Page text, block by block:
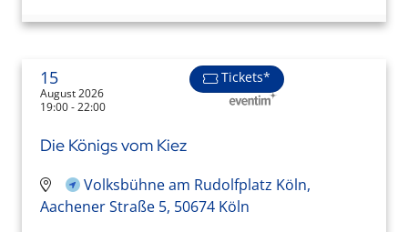
15
August 2026
19:00 - 22:00
Tickets*
Die Königs vom Kiez
Volksbühne am Rudolfplatz Köln,
Aachener Straße 5, 50674 Köln